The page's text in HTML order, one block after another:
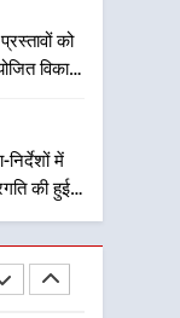
को
विकास
में
की हुई
युवाओं को
सर्वोच्च
महीनों में